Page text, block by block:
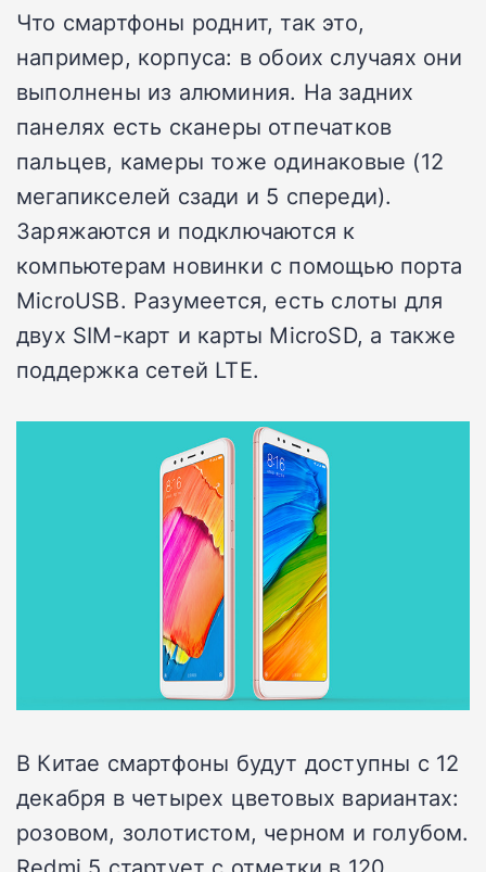
Что смартфоны роднит, так это,
например, корпуса: в обоих случаях они
выполнены из алюминия. На задних
панелях есть сканеры отпечатков
пальцев, камеры тоже одинаковые (12
мегапикселей сзади и 5 спереди).
Заряжаются и подключаются к
компьютерам новинки с помощью порта
MicroUSB. Разумеется, есть слоты для
двух SIM-карт и карты MicroSD, а также
поддержка сетей LTE.
В Китае смартфоны будут доступны с 12
декабря в четырех цветовых вариантах:
розовом, золотистом, черном и голубом.